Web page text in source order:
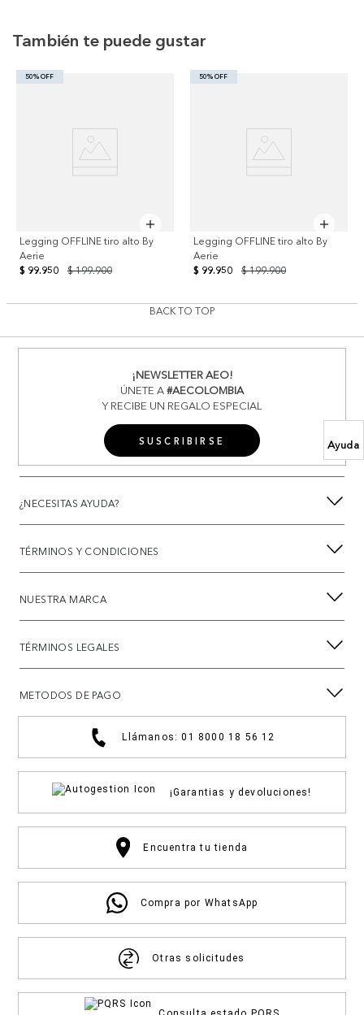
Ayuda
También te puede gustar
50% OFF
Legging OFFLINE tiro alto By
Aerie
$ 199.900
$ 99.950
50% OFF
Legging OFFLINE tiro alto By
Aerie
$ 199.900
$ 99.950
BACK TO TOP
¡NEWSLETTER AEO!
ÚNETE A#AECOLOMBIA
Y RECIBE UN REGALO ESPECIAL
SUSCRIBIRSE
¿NECESITAS AYUDA?
TÉRMINOS Y CONDICIONES
NUESTRA MARCA
TÉRMINOS LEGALES
METODOS DE PAGO
Llámanos: 01 8000 18 56 12
¡Garantias y devoluciones!
Encuentra tu tienda
Compra por WhatsApp
Otras solicitudes